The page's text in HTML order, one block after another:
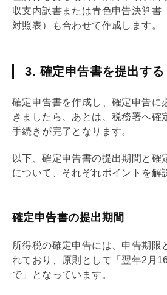
収支内訳書または青色申告決算書
対照表）も合わせて作成します。
3. 確定申告書を提出する
確定申告書を作成し、確定申告に
きましたら、あとは、税務署へ確
手続きが完了となります。
以下、確定申告書の提出期間と確
について、それぞれポイントを解
確定申告書の提出期間
所得税の確定申告には、申告期限
れており、原則として「翌年2月
で」となっています。